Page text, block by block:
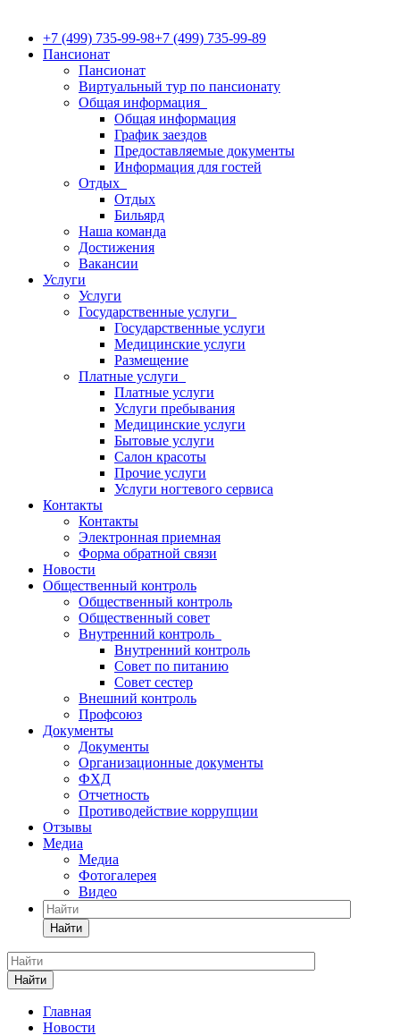
+7 (499) 735-99-98+7 (499) 735-99-89
Пансионат
Пансионат
Виртуальный тур по пансионату
Общая информация
Общая информация
График заездов
Предоставляемые документы
Информация для гостей
Отдых
Отдых
Бильярд
Наша команда
Достижения
Вакансии
Услуги
Услуги
Государственные услуги
Государственные услуги
Медицинские услуги
Размещение
Платные услуги
Платные услуги
Услуги пребывания
Медицинские услуги
Бытовые услуги
Салон красоты
Прочие услуги
Услуги ногтевого сервиса
Контакты
Контакты
Электронная приемная
Форма обратной связи
Новости
Общественный контроль
Общественный контроль
Общественный совет
Внутренний контроль
Внутренний контроль
Совет по питанию
Совет сестер
Внешний контроль
Профсоюз
Документы
Документы
Организационные документы
ФХД
Отчетность
Противодействие коррупции
Отзывы
Медиа
Медиа
Фотогалерея
Видео
Найти
Найти
Главная
Новости